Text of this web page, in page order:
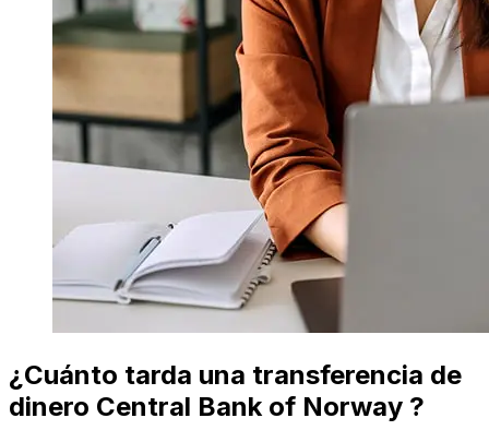
¿Cuánto tarda una transferencia de
dinero Central Bank of Norway ?